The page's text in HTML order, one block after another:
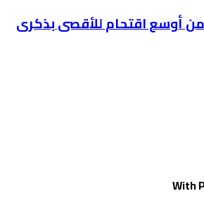
أوسع اقتحام للأقصى بذكرى
With